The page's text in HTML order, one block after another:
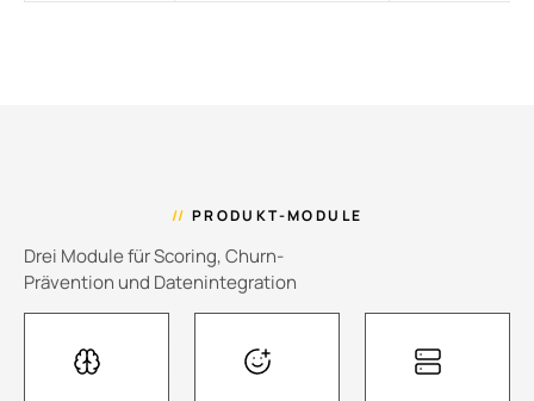
// PRODUKT-MODULE
Drei Module für Scoring, Churn-
Prävention und Datenintegration